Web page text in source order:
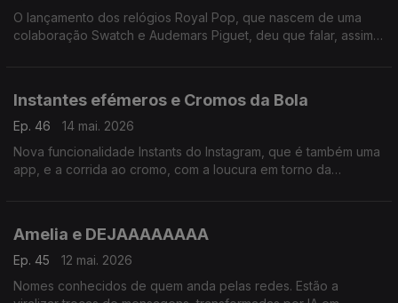
O lançamento dos relógios Royal Pop, que nascem de uma
colaboração Swatch e Audemars Piguet, deu que falar, assim
Instantes efémeros e Cromos da Bola
Ep. 46
14 mai. 2026
Nova funcionalidade Instants do Instagram, que é também uma
app, e a corrida ao cromo, com a loucura em torno da
Amelia e DEJAAAAAAAA
Ep. 45
12 mai. 2026
Nomes conhecidos de quem anda pelas redes. Estão a